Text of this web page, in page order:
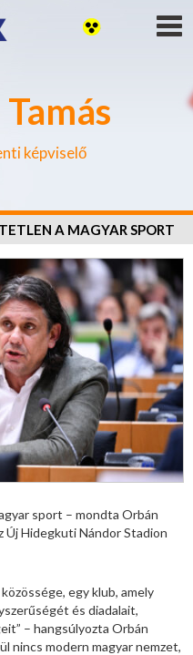
képviselő
A MAGYAR SPORT
sport – mondta Orbán
Hidegkuti Nándor Stadion
egy klub, amely
és diadalait,
– hangsúlyozta Orbán
nincs modern magyar nemzet,